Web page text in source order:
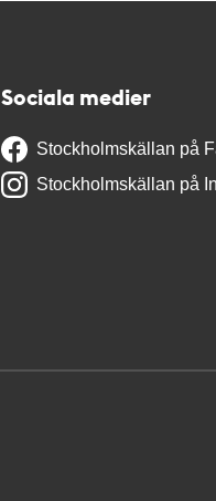
Sociala medier
Stockholmskällan på
Stockholmskällan på